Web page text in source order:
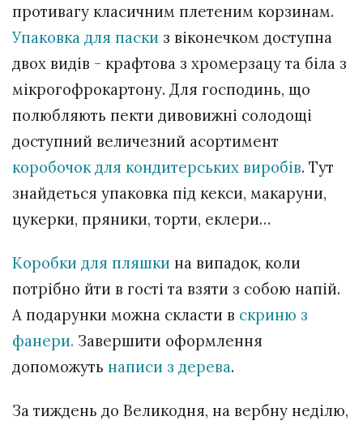
противагу класичним плетеним корзинам.
Упаковка для паски з віконечком доступна
двох видів - крафтова з хромерзацу та біла з
мікрогофрокартону. Для господинь, що
полюбляють пекти дивовижні солодощі
доступний величезний асортимент
коробочок для кондитерських виробів. Тут
знайдеться упаковка під кекси, макаруни,
цукерки, пряники, торти, еклери…
Коробки для пляшки на випадок, коли
потрібно йти в гості та взяти з собою напій.
А подарунки можна скласти в скриню з
фанери. Завершити оформлення
допоможуть написи з дерева.
За тиждень до Великодня, на вербну неділю,